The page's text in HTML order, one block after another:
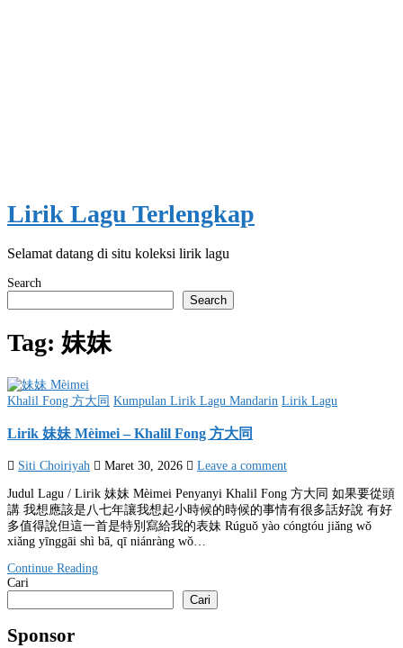
Lirik Lagu Terlengkap
Selamat datang di situ koleksi lirik lagu
Search
Search
Tag: 妹妹
Posted
Khalil Fong 方大同 Kumpulan Lirik Lagu Mandarin Lirik Lagu
Lirik 妹妹 Mèimei – Khalil Fong 方大同
Siti Choiriyah Maret 30, 2026 Leave a comment
Judul Lagu / Lirik 妹妹 Mèimei Penyanyi Khalil Fong 方大同 如果要從頭
講 我想應該是八七年讓我想起小時候的時候的事情有很多話好說 有好
多值得說但這一首是特別寫給我的表妹 Rúguǒ yào cóngtóu jiǎng wǒ
xiǎng yīnggāi shì bā, qī niánràng wǒ…
Continue Reading
Cari
Cari
Sponsor